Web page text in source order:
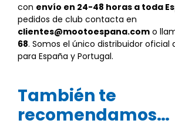
con envío en 24-48 horas a toda
pedidos de club contacta en
clientes@mootoespana.com o
68. Somos el único distribuidor oficial
para España y Portugal.
También te
recomendamos…